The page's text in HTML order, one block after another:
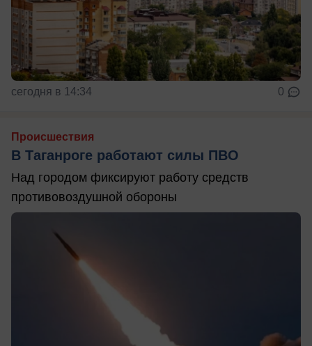
сегодня в 14:34 0
Происшествия
В Таганроге работают силы ПВО
Над городом фиксируют работу средств
противовоздушной обороны